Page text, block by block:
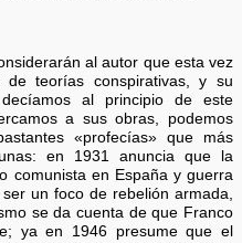
al autor que esta vez
teorías conspirativas, y su
al principio de este
a sus obras, podemos
«profecías» que más
en 1931 anuncia que la
comunista en España y guerra
un foco de rebelión armada,
se da cuenta de que Franco
ya en 1946 presume que el